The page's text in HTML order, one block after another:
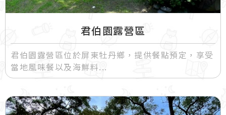
君伯園露營區
君伯園露營區位於屏東牡丹鄉，提供餐點預定，享受
當地風味餐以及海鮮料